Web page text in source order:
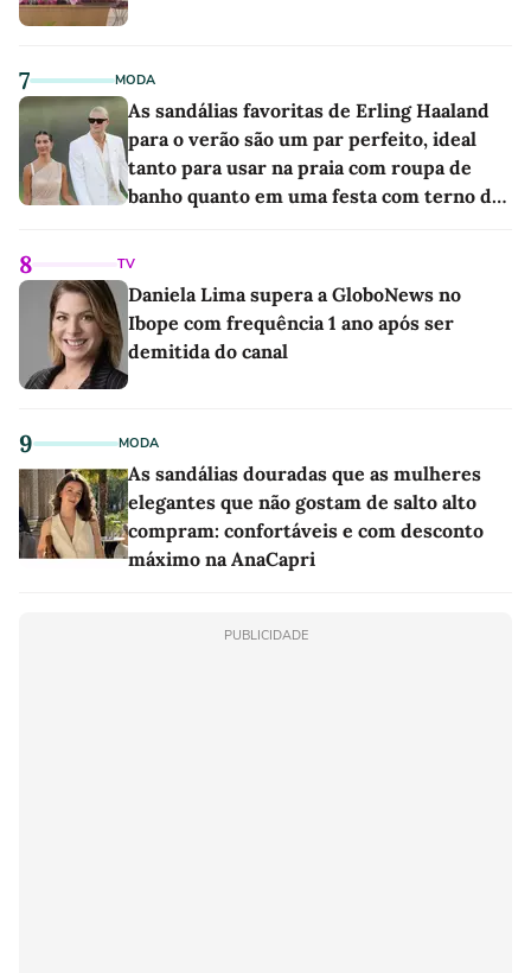
7 MODA
As sandálias favoritas de Erling Haaland
para o verão são um par perfeito, ideal
tanto para usar na praia com roupa de
banho quanto em uma festa com terno de
8 TV
Daniela Lima supera a GloboNews no
Ibope com frequência 1 ano após ser
demitida do canal
9 MODA
As sandálias douradas que as mulheres
elegantes que não gostam de salto alto
compram: confortáveis e com desconto
máximo na AnaCapri
PUBLICIDADE